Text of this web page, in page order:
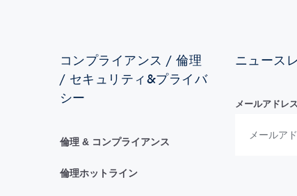
コンプライアンス / 倫理
/ セキュリティ&プライバ
シー
倫理 & コンプライアンス
倫理ホットライン
ニュース
メールアドレス